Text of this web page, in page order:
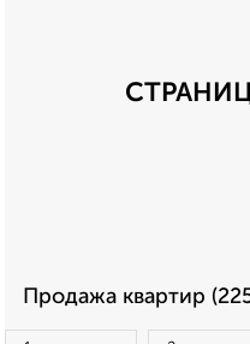
Продажа квартир